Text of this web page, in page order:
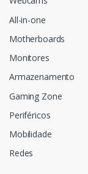
All-in-one
Motherboards
Monitores
Armazenamento
Gaming Zone
Periféricos
Mobilidade
Redes